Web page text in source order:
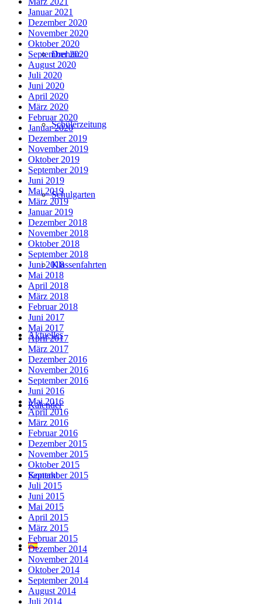
Drehtür
Schülerzeitung
Schulgarten
Klassenfahrten
Aktuelles
Kalender
Kontakt
Januar 2021
Dezember 2020
November 2020
Oktober 2020
September 2020
August 2020
Juli 2020
Juni 2020
April 2020
März 2020
Februar 2020
Januar 2020
Dezember 2019
November 2019
Oktober 2019
September 2019
Juni 2019
Mai 2019
März 2019
Januar 2019
Dezember 2018
November 2018
Oktober 2018
September 2018
Juni 2018
Mai 2018
April 2018
März 2018
Februar 2018
Juni 2017
Mai 2017
April 2017
März 2017
Dezember 2016
November 2016
September 2016
Juni 2016
Mai 2016
April 2016
März 2016
Februar 2016
Dezember 2015
November 2015
Oktober 2015
September 2015
Juli 2015
Juni 2015
Mai 2015
April 2015
März 2015
Februar 2015
Dezember 2014
November 2014
Oktober 2014
September 2014
August 2014
Juli 2014